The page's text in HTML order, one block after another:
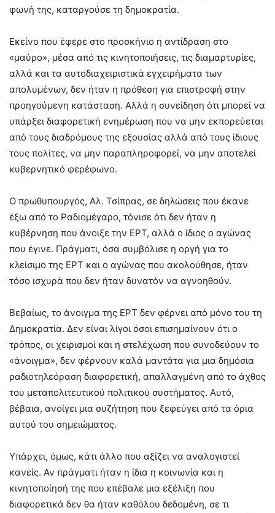
φωνή της, καταργούσε τη δημοκρατία.
Εκείνο που έφερε στο προσκήνιο η αντίδραση στο
«μαύρο», μέσα από τις κινητοποιήσεις, τις διαμαρτυρίες,
αλλά και τα αυτοδιαχειριστικά εγχειρήματα των
απολυμένων, δεν ήταν η πρόθεση για επιστροφή στην
προηγούμενη κατάσταση. Αλλά η συνείδηση ότι μπορεί να
υπάρξει διαφορετική ενημέρωση που να μην εκπορεύεται
από τους διαδρόμους της εξουσίας αλλά από τους ίδιους
τους πολίτες, να μην παραπληροφορεί, να μην αποτελεί
κυβερνητικό φερέφωνο.
Ο πρωθυπουργός, Αλ. Τσίπρας, σε δηλώσεις που έκανε
έξω από το Ραδιομέγαρο, τόνισε ότι δεν ήταν η
κυβέρνηση που άνοιξε την ΕΡΤ, αλλά ο ίδιος ο αγώνας
που έγινε. Πράγματι, όσα συμβόλισε η οργή για το
κλείσιμο της ΕΡΤ και ο αγώνας που ακολούθησε, ήταν
τόσο ισχυρά που δεν ήταν δυνατόν να αγνοηθούν.
Βεβαίως, το άνοιγμα της ΕΡΤ δεν φέρνει από μόνο του τη
Δημοκρατία. Δεν είναι λίγοι όσοι επισημαίνουν ότι ο
τρόπος, οι χειρισμοί και η στελέχωση που συνοδεύουν το
«άνοιγμα», δεν φέρνουν καλά μαντάτα για μια δημόσια
ραδιοτηλεόραση διαφορετική, απαλλαγμένη από το άχθος
του μεταπολιτευτικού πολιτικού συστήματος. Αυτό,
βέβαια, ανοίγει μια συζήτηση που ξεφεύγει από τα όρια
αυτού του σημειώματος.
Υπάρχει, όμως, κάτι άλλο που αξίζει να αναλογιστεί
κανείς. Αν πράγματι ήταν η ίδια η κοινωνία και η
κινητοποίησή της που επέβαλε μια εξέλιξη που
διαφορετικά δεν θα ήταν καθόλου δεδομένη, σε τι